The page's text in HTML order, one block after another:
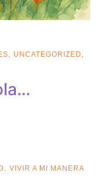
UNCATEGORIZED
VIVIR A MI MANERA